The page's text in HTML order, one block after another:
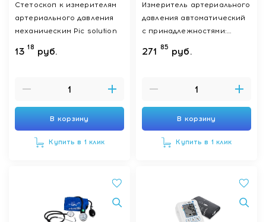
Стетоскоп к измерителям
артериального давления
механическим Pic solution
13 18 руб.
В корзину
Купить в 1 клик
Измеритель артериального
давления автоматический
с принадлежностями:
прибор для измерения
артериального давления
271 85 руб.
В корзину
Купить в 1 клик